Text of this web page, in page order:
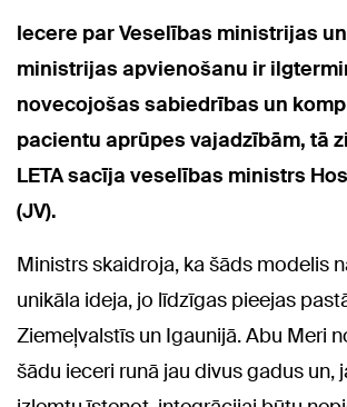
Iecere par Veselības ministrijas
ministrijas apvienošanu ir
novecojošas sabiedrības un
pacientu aprūpes vajadzībām, tā
LETA sacīja veselības ministrs
(JV).
Ministrs skaidroja, ka šāds modelis
unikāla ideja, jo līdzīgas pieejas
Ziemeļvalstīs un Igaunijā. Abu Meri
šādu ieceri runā jau divus gadus un,